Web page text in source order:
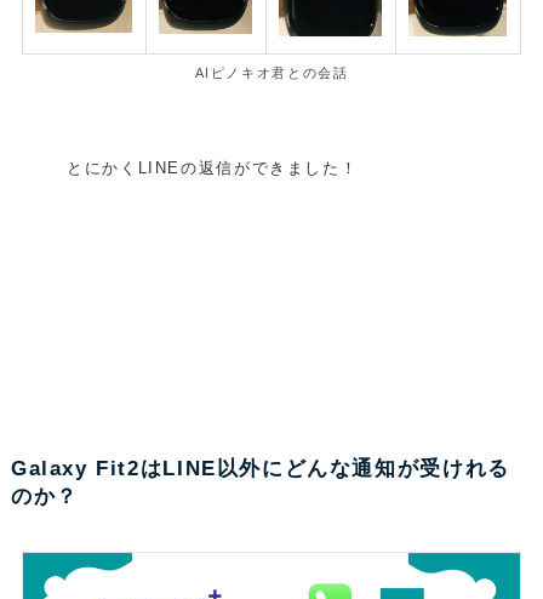
AIピノキオ君との会話
とにかくLINEの返信ができました！
Galaxy Fit2はLINE以外にどんな通知が受けれる
のか？